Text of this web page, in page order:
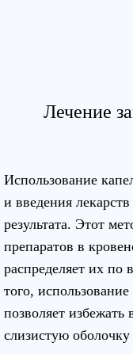
Лечение
Использование
и введения
результата. Этот
препаратов в
распределяет их по
того,
позволяет
слизистую